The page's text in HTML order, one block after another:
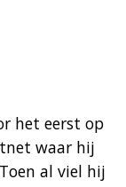
het eerst op
waar hij
al viel hij